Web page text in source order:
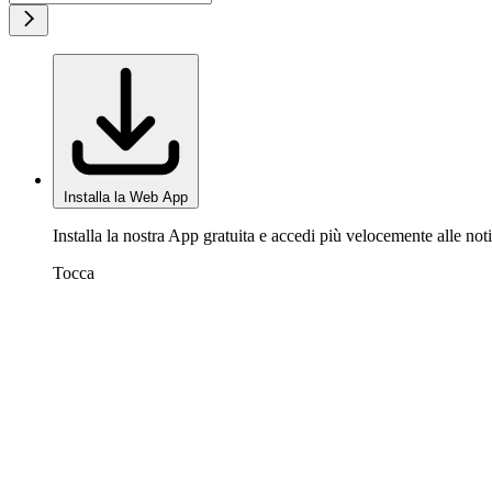
Installa la Web App
Installa la nostra App gratuita e accedi più velocemente alle
Tocca